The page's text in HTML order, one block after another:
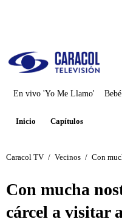
En vivo 'Yo Me Llamo'
Inicio Capítulos
Caracol TV / Vecinos / Con
Con mucha
cárcel a visitar